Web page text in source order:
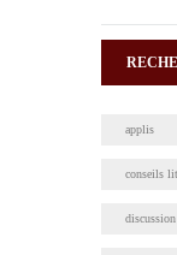
applis
conseils
discussion